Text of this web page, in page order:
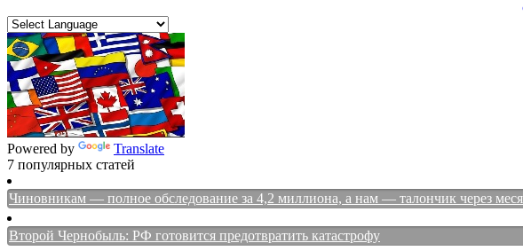
Powered by
Translate
7 популярных статей
Чиновникам — полное обследование за 4,2 миллиона, а нам — талончик через
Второй Чернобыль: РФ готовится предотвратить катастрофу